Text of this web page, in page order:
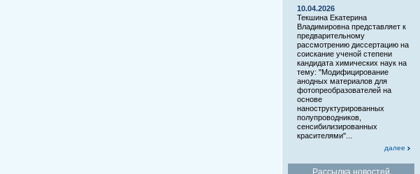
10.04.2026
Текшина Екатерина
Владимировна представляет к
предварительному
рассмотрению диссертацию на
соискание ученой степени
кандидата химических наук на
тему: "Модифицирование
анодных материалов для
фотопреобразователей на
основе
наноструктурированных
полупроводников,
сенсибилизированных
красителями"...
далее